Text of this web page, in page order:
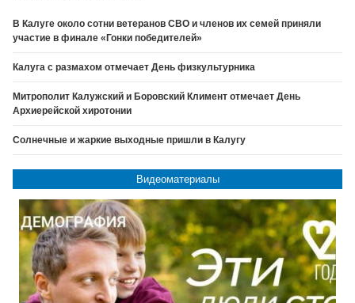
В Калуге около сотни ветеранов СВО и членов их семей приняли
участие в финале «Гонки победителей»
Калуга с размахом отмечает День физкультурника
Митрополит Калужский и Боровский Климент отмечает День
Архиерейской хиротонии
Солнечные и жаркие выходные пришли в Калугу
Видеоматериалы